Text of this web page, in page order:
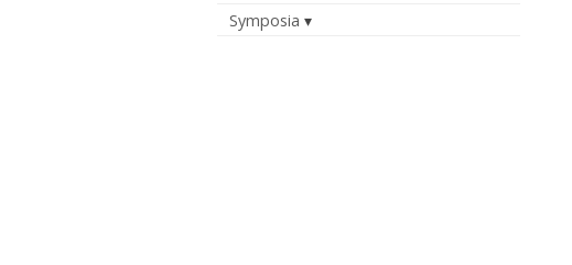
Symposia